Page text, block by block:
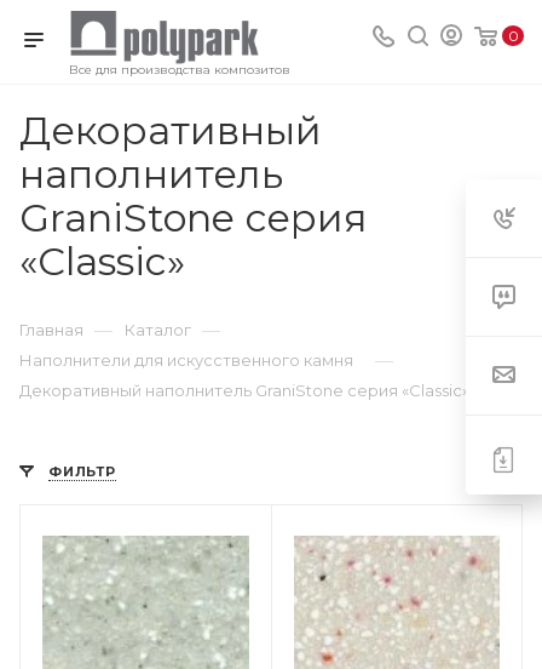
Все для производства композитов
0
Декоративный
наполнитель
GraniStone серия
«Classic»
Главная — Каталог —
Наполнители для искусственного камня —
Декоративный наполнитель GraniStone серия «Classic»
ФИЛЬТР